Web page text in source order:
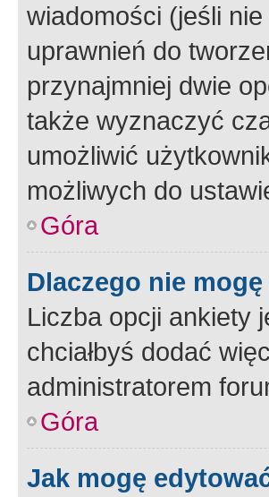
wiadomości (jeśli
uprawnień do
przynajmniej dwie
także wyznaczyć
umożliwić
możliwych do
Góra
Dlaczego nie
Liczba opcji ankiety
chciałbyś dodać
administratorem
Góra
Jak mogę